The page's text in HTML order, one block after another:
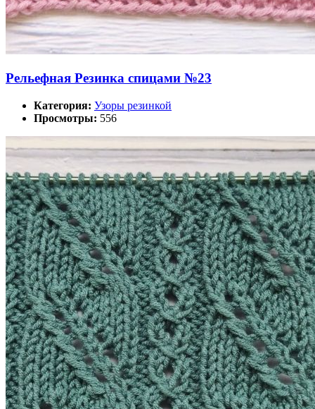
Рельефная Резинка спицами №23
Категория: Узоры резинкой
Просмотры: 556